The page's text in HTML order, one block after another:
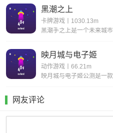
黑潮之上
卡牌游戏丨1030.13m
映月城与电子姬
动作游戏丨66.21m
网友评论